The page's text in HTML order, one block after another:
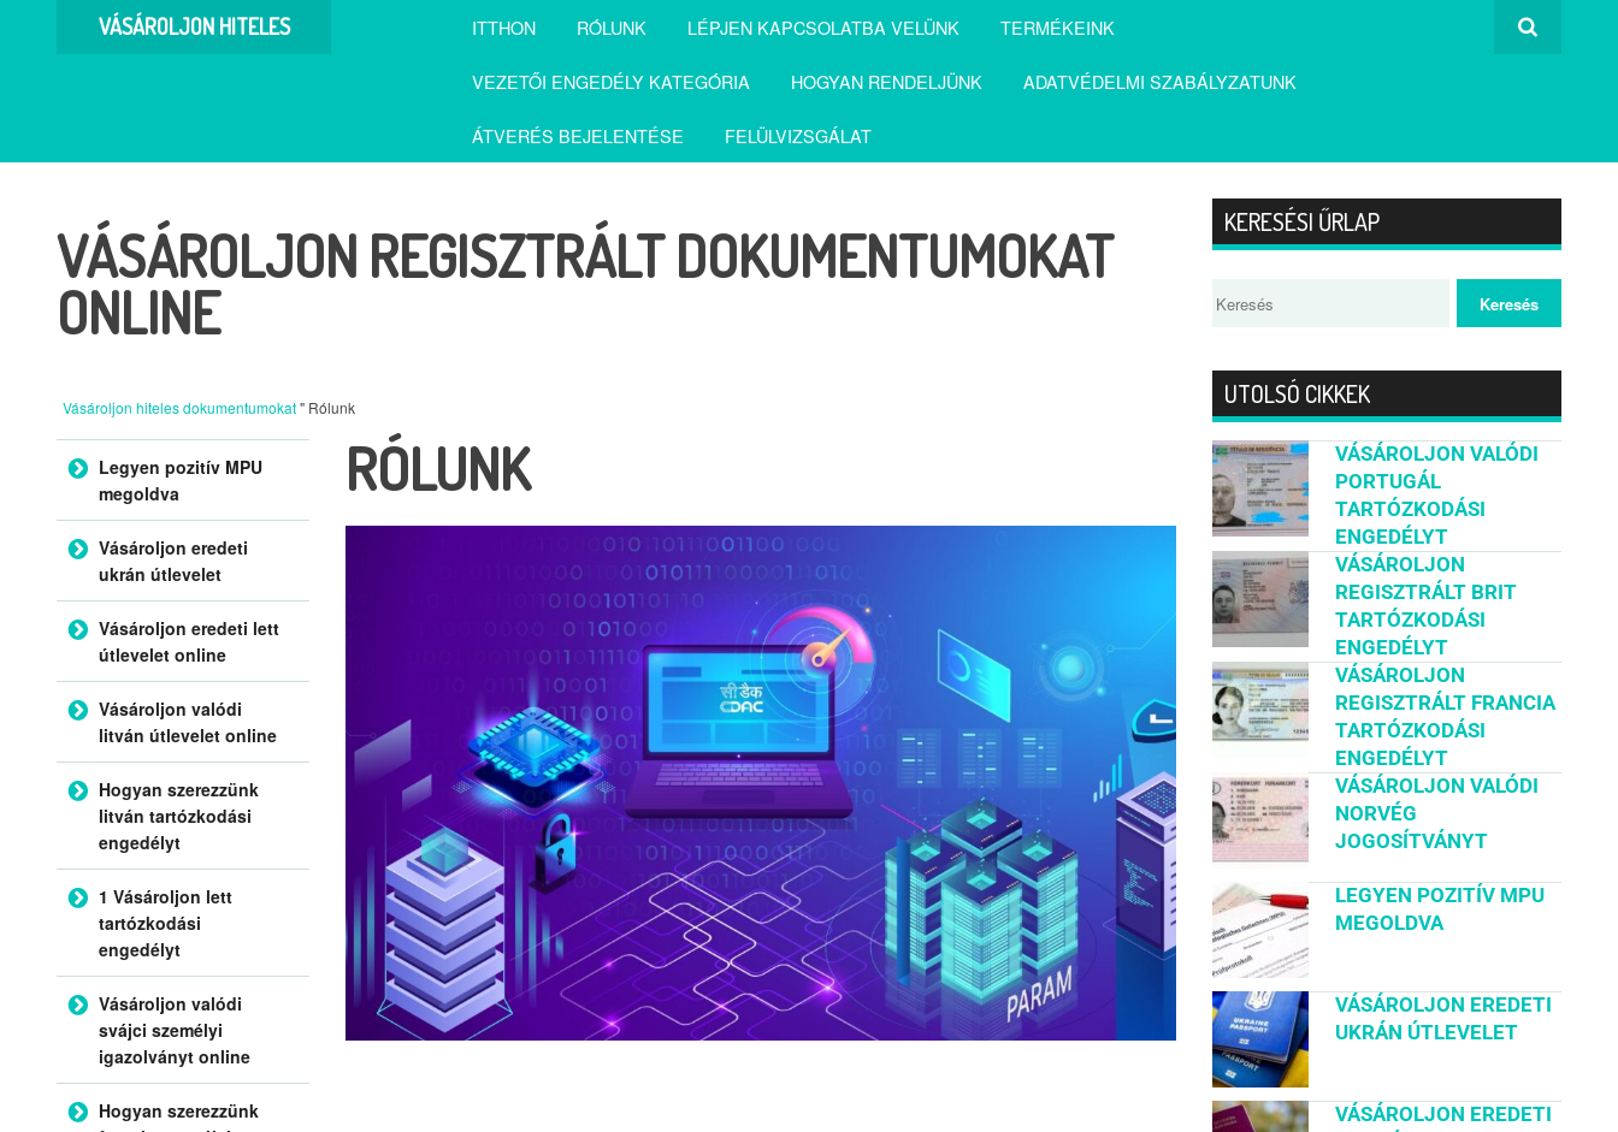
VÁSÁROLJON HITELES ITTHON RÓLUNK LÉPJEN KAPCSOLATBA VELÜNK TERMÉKEINK
VEZETŐI ENGEDÉLY KATEGÓRIA HOGYAN RENDELJÜNK ADATVÉDELMI SZABÁLYZATUNK
ÁTVERÉS BEJELENTÉSE FELÜLVIZSGÁLAT
VÁSÁROLJON REGISZTRÁLT DOKUMENTUMOKAT
ONLINE
Vásároljon hiteles dokumentumokat" Rólunk
RÓLUNK
Ugrás a tartalomra
Legyen pozitív MPU
megoldva
Vásároljon eredeti
ukrán útlevelet
Vásároljon eredeti lett
útlevelet online
Vásároljon valódi
litván útlevelet online
Hogyan szerezzünk
litván tartózkodási
engedélyt
1 Vásároljon lett
tartózkodási
engedélyt
Vásároljon valódi
svájci személyi
igazolványt online
Hogyan szerezzünk
KERESÉSI ŰRLAP
UTOLSÓ CIKKEK
VÁSÁROLJON VALÓDI
PORTUGÁL
TARTÓZKODÁSI
ENGEDÉLYT
VÁSÁROLJON
REGISZTRÁLT BRIT
TARTÓZKODÁSI
ENGEDÉLYT
VÁSÁROLJON
REGISZTRÁLT FRANCIA
TARTÓZKODÁSI
ENGEDÉLYT
VÁSÁROLJON VALÓDI
NORVÉG
JOGOSÍTVÁNYT
LEGYEN POZITÍV MPU
MEGOLDVA
VÁSÁROLJON EREDETI
UKRÁN ÚTLEVELET
VÁSÁROLJON EREDETI